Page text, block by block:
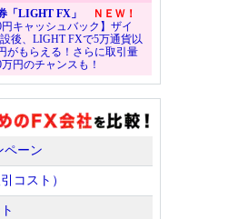
「LIGHT FX」
ＮＥＷ！
円キャッシュバック】ザイ
後、LIGHT FXで5万通貨以
がもらえる！さらに取引量
円のチャンスも！
ペーン
コスト）